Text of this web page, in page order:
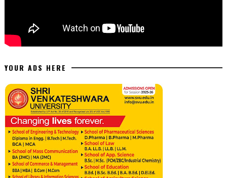
YOUR ADS HERE